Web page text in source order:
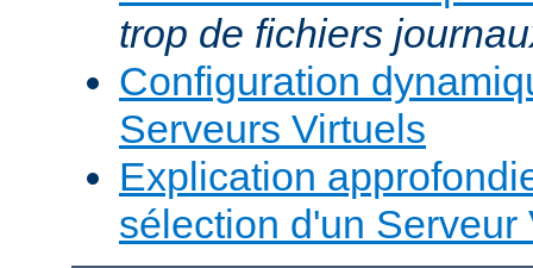
trop de fichiers
Configuration
Serveurs Virtuels
Explication
sélection d'un Serveur